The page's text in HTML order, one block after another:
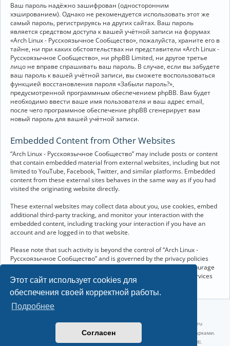
Этот сайт использует cookies для
обеспечения своей корректной работы.
Подробнее
Согласен
Ваш пароль надёжно зашифрован (односторонним
хэшированием). Однако не рекомендуется использовать этот же
самый пароль, регистрируясь на других сайтах. Ваш пароль
является средством доступа к вашей учётной записи на форумах
«Arch Linux - Русскоязычное Сообщество», пожалуйста, храните его в
тайне, ни при каких обстоятельствах ни представители «Arch Linux -
Русскоязычное Сообщество», ни phpBB Limited, ни другое третье
лицо не вправе спрашивать ваш пароль. В случае, если вы забудете
ваш пароль к вашей учётной записи, вы сможете воспользоваться
функцией восстановления пароля «Забыли пароль?»,
предусмотренной программным обеспечением phpBB. Вам будет
необходимо ввести ваше имя пользователя и ваш адрес email,
после чего программное обеспечение phpBB сгенерирует вам
новый пароль для вашей учётной записи.
Embedded Content from Other Websites
“Arch Linux - Русскоязычное Сообщество” may include posts or content
that contain embedded material from external websites, including but not
limited to YouTube, Facebook, Twitter, and similar platforms. Embedded
content from these external sites behaves in the same way as if you had
visited the originating website directly.
These external websites may collect data about you, use cookies, embed
additional third-party tracking, and monitor your interaction with the
embedded content, including tracking your interaction if you have an
account and are logged in to that website.
Please note that such activity is beyond the control of “Arch Linux -
Русскоязычное Сообщество” and is governed by the privacy policies
and terms of service of the respective external websites. We encourage
you to review the privacy and cookie policies of any third-party services
you interact with through embedded content.
Linux 6.18.40-1-lts x86_64 GNU/Linux 2026-07-26 08:48:12 |
vps reg.ru
Название и логотип Arch Linux ™ являются признанными торговыми марками.
Linux ® — зарегистрированная торговая марка Linus Torvalds и LMI.